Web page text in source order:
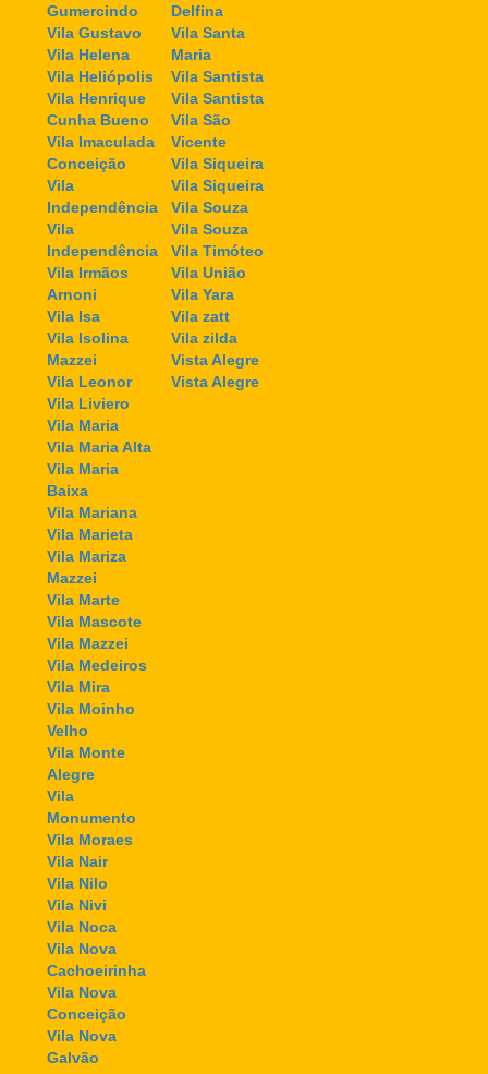
Gumercindo
Vila Gustavo
Vila Helena
Vila Heliópolis
Vila Henrique
Cunha Bueno
Vila Imaculada
Conceição
Vila
Independência
Vila
Independência
Vila Irmãos
Arnoni
Vila Isa
Vila Isolina
Mazzei
Vila Leonor
Vila Liviero
Vila Maria
Vila Maria Alta
Vila Maria
Baixa
Vila Mariana
Vila Marieta
Vila Mariza
Mazzei
Vila Marte
Vila Mascote
Vila Mazzei
Vila Medeiros
Vila Mira
Vila Moinho
Velho
Vila Monte
Alegre
Vila
Monumento
Vila Moraes
Vila Nair
Vila Nilo
Vila Nivi
Vila Noca
Vila Nova
Cachoeirinha
Vila Nova
Conceição
Vila Nova
Galvão
Delfina
Vila Santa
Maria
Vila Santista
Vila Santista
Vila São
Vicente
Vila Siqueira
Vila Siqueira
Vila Souza
Vila Souza
Vila Timóteo
Vila União
Vila Yara
Vila zatt
Vila zilda
Vista Alegre
Vista Alegre